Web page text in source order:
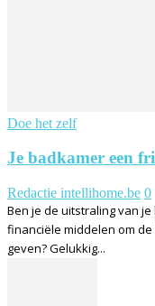
Doe het zelf
Je badkamer een
Redactie intellihome.be 0
Ben je de uitstraling van
financiële middelen om
geven? Gelukkig...